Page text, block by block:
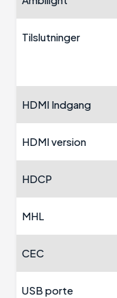
Tilslutninger
HDMI Indgang
HDMI version
HDCP
MHL
CEC
USB porte